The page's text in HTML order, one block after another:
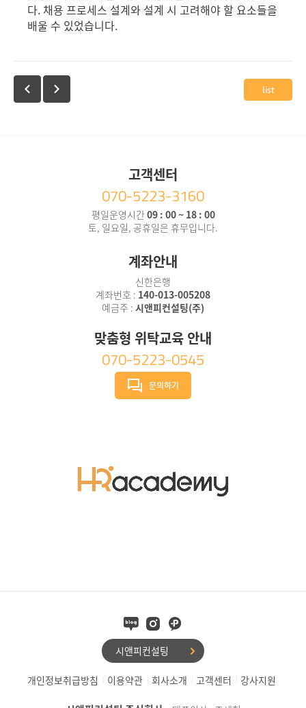
다. 채용 프로세스 설계와 설계 시 고려해야 할 요소들을
배울 수 있었습니다.
list
고객센터
070-5223-3160
평일운영시간09 : 00 ~ 18 : 00
토, 일요일, 공휴일은 휴무입니다.
계좌안내
신한은행
계좌번호 : 140-013-005208
예금주 : 시앤피컨설팅(주)
맞춤형 위탁교육 안내
070-5223-0545
문의하기
시앤피컨설팅
개인정보취급방침 이용약관 회사소개 고객센터 강사지원